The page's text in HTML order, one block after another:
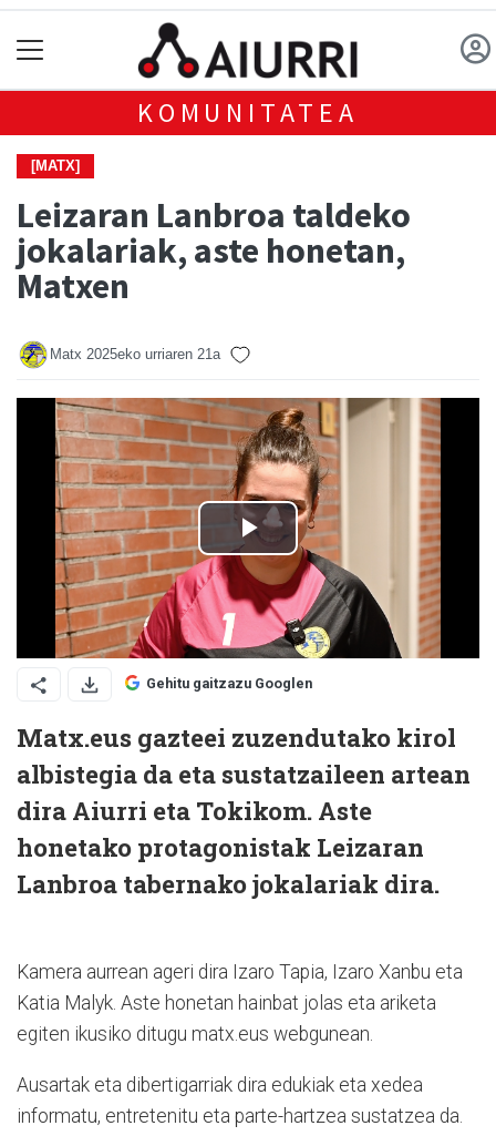
KOMUNITATEA
[MATX]
Leizaran Lanbroa taldeko
jokalariak, aste honetan,
Matxen
Matx 2025eko urriaren 21a
Gehitu gaitzazu Googlen
Matx.eus gazteei zuzendutako kirol
albistegia da eta sustatzaileen artean
dira Aiurri eta Tokikom. Aste
honetako protagonistak Leizaran
Lanbroa tabernako jokalariak dira.
Kamera aurrean ageri dira Izaro Tapia, Izaro Xanbu eta
Katia Malyk. Aste honetan hainbat jolas eta ariketa
egiten ikusiko ditugu matx.eus webgunean.
Ausartak eta dibertigarriak dira edukiak eta xedea
informatu, entretenitu eta parte-hartzea sustatzea da.